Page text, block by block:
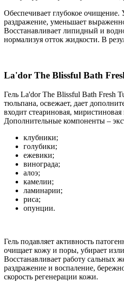
Обеспечивает глубокое очищение.
раздражение, уменьшает
Восстанавливает липидный и
нормализуя отток жидкости. В
La'dor The Blissful Bath
Гель La'dor The Blissful Bath Fresh
тюльпана, освежает, дает
входит стеариновая,
Дополнительные компоненты –
клубники;
голубики;
ежевики;
винограда;
алоэ;
камелии;
ламинарии;
риса;
опунции.
Гель подавляет активность
очищает кожу и поры, убирает
Восстанавливает работу сальных
раздражение и воспаление,
скорость регенерации кожи.